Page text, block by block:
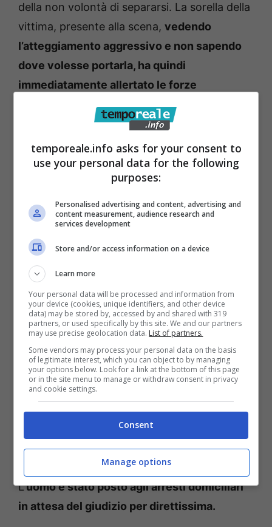
della non volontà di separarsi. La sorella della
vittima, presente alla scena, vedendo
l’atteggiamento aggressivo e non sapendo
dove volesse portarla, ha quindi
immediatamente allertato le forze
L’arrivo tempestivo dei poliziotti
ha consentito di scongiurare il peggio.
La donna ha poi raccontato agli investigatori
contesto di minacce e di offese ricevute
dall’uomo
anche nei mesi precedenti, unite ad
atteggiamenti aggressivi subiti da parte
dello stesso,
l’avrebbe
concolpi in varie parti del corpo.
infatti lo scorso aprile era stato già
destinatario di un provvedimento di
ammonimento del Questore e la donna a
seguito dei precedenti fatti si era
allontanata dalla casa familiareper rifugiarsi
a casa della sorella.
Acquisiti tutti gli elementi necessari,
considerata la pericolosità dell’uomo i
poliziotti hanno proceduta al suo arresto.
L’uomo è stato posto agli arresti domiciliari
in attesa del giudizio per direttissima.
temporeale.info asks for your consent to
use your personal data for the following
purposes:
Personalised advertising and content, advertising and
content measurement, audience research and
services development
Store and/or access information on a device
Learn more
Your personal data will be processed and information from
your device (cookies, unique identifiers, and other device
data) may be stored by, accessed by and shared with 319
partners, or used specifically by this site. We and our partners
may use precise geolocation data. List of partners.
Some vendors may process your personal data on the basis
of legitimate interest, which you can object to by managing
your options below. Look for a link at the bottom of this page
or in the site menu to manage or withdraw consent in privacy
and cookie settings.
Consent
Manage options